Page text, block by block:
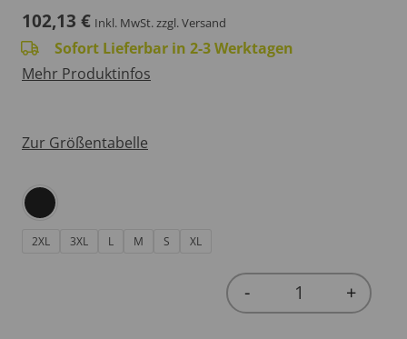
102,13 € Inkl. MwSt.zzgl. Versand
Sofort Lieferbar in 2-3 Werktagen
Mehr Produktinfos
Zur Größentabelle
2XL 3XL L M S XL
Quantity
- +